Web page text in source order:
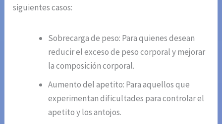
siguientes casos:
Sobrecarga de peso: Para quienes desean
reducir el exceso de peso corporal y mejorar
la composición corporal.
Aumento del apetito: Para aquellos que
experimentan dificultades para controlar el
apetito y los antojos.